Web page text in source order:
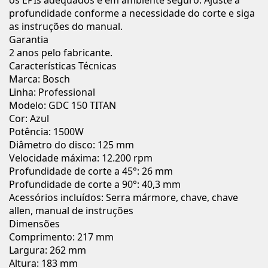
profundidade conforme a necessidade do corte e siga
as instruções do manual.
Garantia
2 anos pelo fabricante.
Características Técnicas
Marca: Bosch
Linha: Professional
Modelo: GDC 150 TITAN
Cor: Azul
Potência: 1500W
Diâmetro do disco: 125 mm
Velocidade máxima: 12.200 rpm
Profundidade de corte a 45°: 26 mm
Profundidade de corte a 90°: 40,3 mm
Acessórios incluídos: Serra mármore, chave, chave
allen, manual de instruções
Dimensões
Comprimento: 217 mm
Largura: 262 mm
Altura: 183 mm